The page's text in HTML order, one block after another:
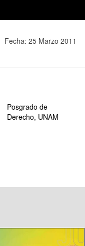
Fecha: 25 Marzo 2011
Posgrado de
Derecho, UNAM